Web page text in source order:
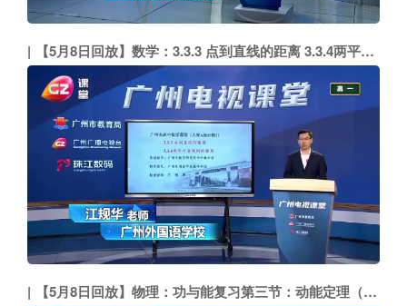
【5月8日回放】数学：3.3.3 点到直线的距离 3.3.4两平行直线间的距离（广州外国语学校 江规华）
【5月8日回放】物理：功与能复习第三节：动能定理（市二中 黄永杭）